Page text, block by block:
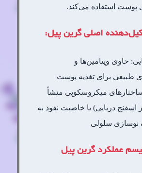
پوست استفاده می‌کند.
اصلی گرین پیل:
حاوی ویتامین‌ها و
طبیعی برای تغذیه پوست
میکروسکوپی منشأ
اسفنج دریایی) با خاصیت نفوذ به
نوسازی سلولی
عملکرد گرین پیل